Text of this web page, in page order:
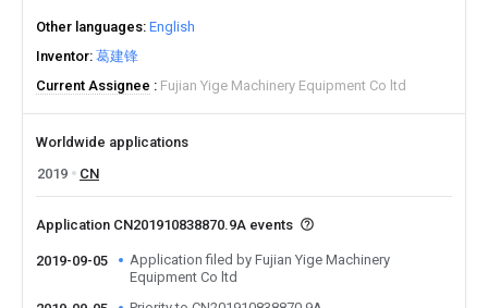
Other languages English
Inventor 葛建锋
Current Assignee
Fujian Yige Machinery Equipment Co ltd
Worldwide applications
2019
CN
Application CN201910838870.9A events
2019-09-05
Application filed by Fujian Yige Machinery
Equipment Co ltd